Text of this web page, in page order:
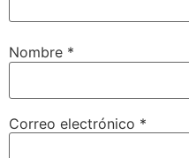
Nombre *
Correo electrónico *